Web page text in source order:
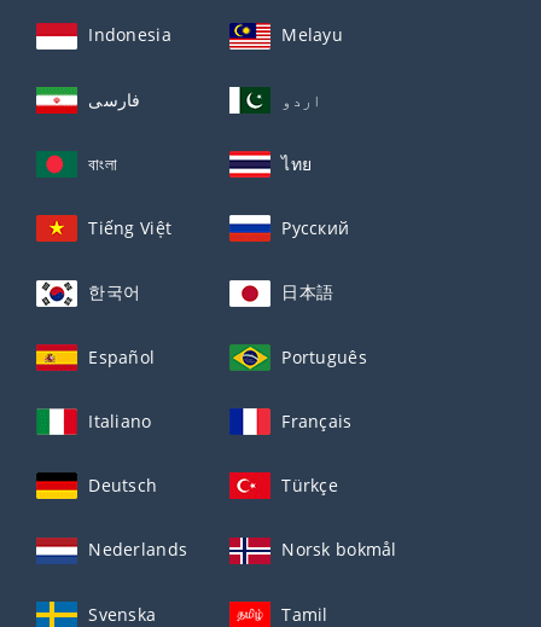
Indonesia Melayu
فارسی اردو
বাংলা ไทย
Tiếng Việt Русский
한국어 日本語
Español Português
Italiano Français
Deutsch Türkçe
Nederlands Norsk bokmål
Svenska Tamil